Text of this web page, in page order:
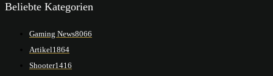
Beliebte Kategorien
Gaming News8066
Artikel1864
Shooter1416